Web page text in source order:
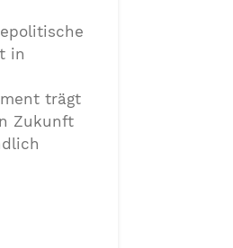
in
trägt
Zukunft